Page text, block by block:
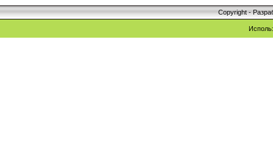
Copyright -